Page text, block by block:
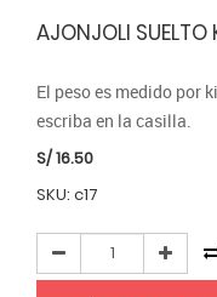
AJONJOLI SUELTO
El peso es medido por
escriba en la casilla.
S/16.50
SKU: c17